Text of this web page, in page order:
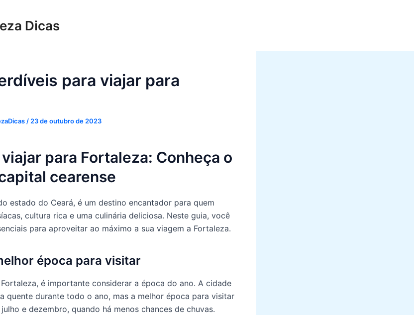
Dicas
para viajar para
/ 23 de outubro de 2023
para Fortaleza: Conheça o
cearense
estado do Ceará, é um destino encantador para quem
cultura rica e uma culinária deliciosa. Neste guia, você
para aproveitar ao máximo a sua viagem a Fortaleza.
época para visitar
é importante considerar a época do ano. A cidade
quente durante todo o ano, mas a melhor época para visitar
e dezembro, quando há menos chances de chuvas.